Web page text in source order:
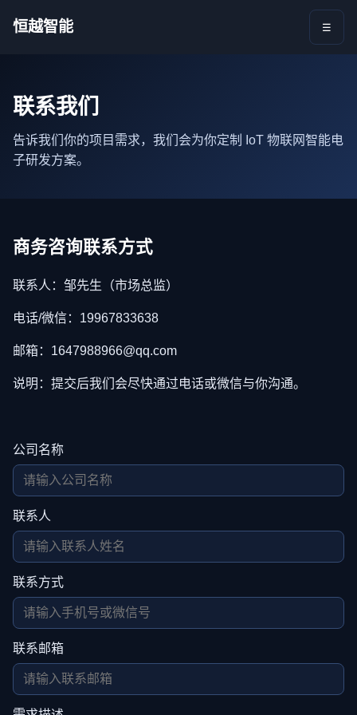
恒越智能 ☰
联系我们
告诉我们你的项目需求，我们会为你定制 IoT 物联网智能电
子研发方案。
商务咨询联系方式
联系人：邹先生（市场总监）
电话/微信：19967833638
邮箱：1647988966@qq.com
说明：提交后我们会尽快通过电话或微信与你沟通。
公司名称
联系人
联系方式
联系邮箱